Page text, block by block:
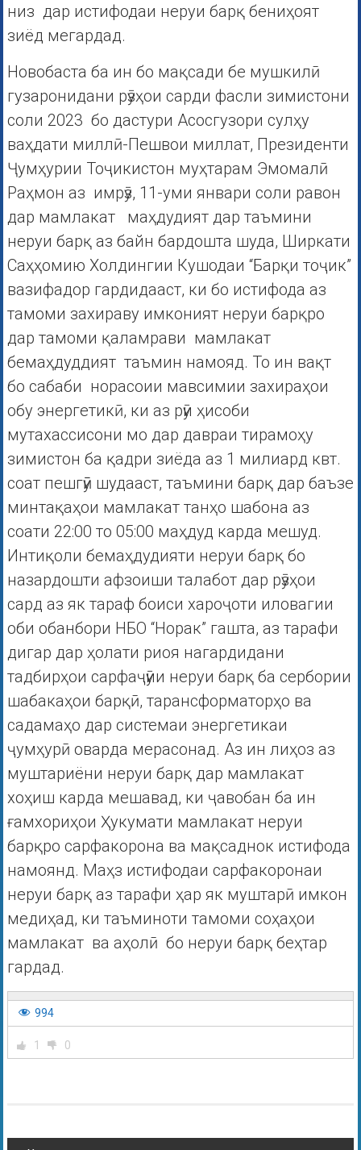
низ дар истифодаи неруи барқ бениҳоят
зиёд мегардад.
Новобаста ба ин бо мақсади бе мушкилӣ
гузаронидани рӯзҳои сарди фасли зимистони
соли 2023 бо дастури Асосгузори сулҳу
ваҳдати миллӣ-Пешвои миллат, Президенти
Ҷумҳурии Тоҷикистон муҳтарам Эмомалӣ
Раҳмон аз имрӯз, 11-уми январи соли равон
дар мамлакат маҳдудият дар таъмини
неруи барқ аз байн бардошта шуда, Ширкати
Саҳҳомию Холдингии Кушодаи “Барқи тоҷик”
вазифадор гардидааст, ки бо истифода аз
тамоми захираву имконият неруи барқро
дар тамоми қаламрави мамлакат
бемаҳдуддият таъмин намояд. То ин вақт
бо сабаби норасоии мавсимии захираҳои
обу энергетикӣ, ки аз рӯи ҳисоби
мутахассисони мо дар давраи тирамоҳу
зимистон ба қадри зиёда аз 1 милиард квт.
соат пешгӯӣ шудааст, таъмини барқ дар баъзе
минтақаҳои мамлакат танҳо шабона аз
соати 22:00 то 05:00 маҳдуд карда мешуд.
Интиқоли бемаҳдудияти неруи барқ бо
назардошти афзоиши талабот дар рӯзҳои
сард аз як тараф боиси хароҷоти иловагии
оби обанбори НБО “Норак” гашта, аз тарафи
дигар дар ҳолати риоя нагардидани
тадбирҳои сарфаҷӯии неруи барқ ба сербории
шабакаҳои барқӣ, тарансформаторҳо ва
садамаҳо дар системаи энергетикаи
ҷумҳурӣ оварда мерасонад. Аз ин лиҳоз аз
муштариёни неруи барқ дар мамлакат
хоҳиш карда мешавад, ки ҷавобан ба ин
ғамхориҳои Ҳукумати мамлакат неруи
барқро сарфакорона ва мақсаднок истифода
намоянд. Маҳз истифодаи сарфакоронаи
неруи барқ аз тарафи ҳар як муштарӣ имкон
медиҳад, ки таъминоти тамоми соҳаҳои
мамлакат ва аҳолӣ бо неруи барқ беҳтар
гардад.
994
1 0